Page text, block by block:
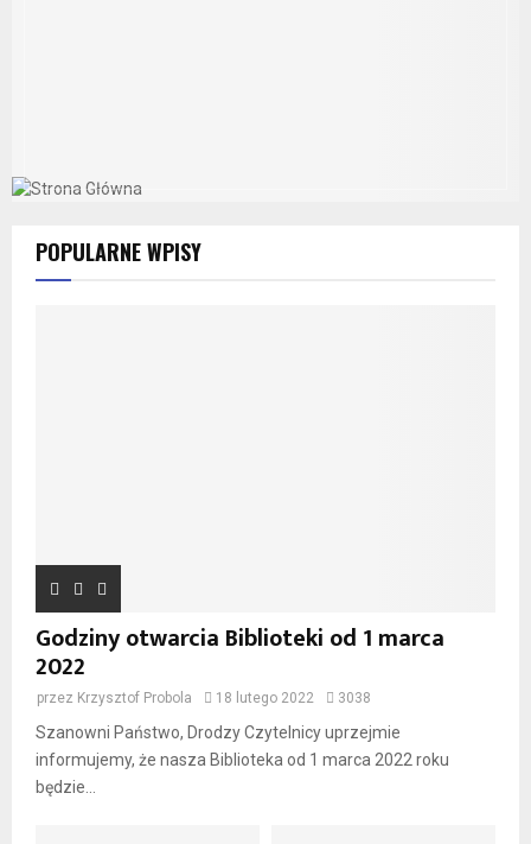
POPULARNE WPISY
Godziny otwarcia Biblioteki od 1 marca
2022
przez Krzysztof Probola 18 lutego 2022 3038
Szanowni Państwo, Drodzy Czytelnicy uprzejmie
informujemy, że nasza Biblioteka od 1 marca 2022 roku
będzie...